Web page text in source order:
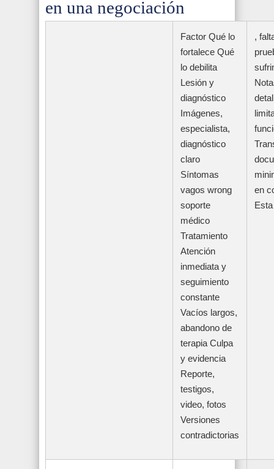
en una negociación
Factor Qué lo
fortalece Qué
lo debilita
Lesión y
diagnóstico
Imágenes,
especialista,
diagnóstico
claro
Síntomas
vagos wrong
soporte
médico
Tratamiento
Atención
inmediata y
seguimiento
constante
Vacíos largos,
abandono de
terapia Culpa
y evidencia
Reporte,
testigos,
video, fotos
Versiones
contradictorias
,
en